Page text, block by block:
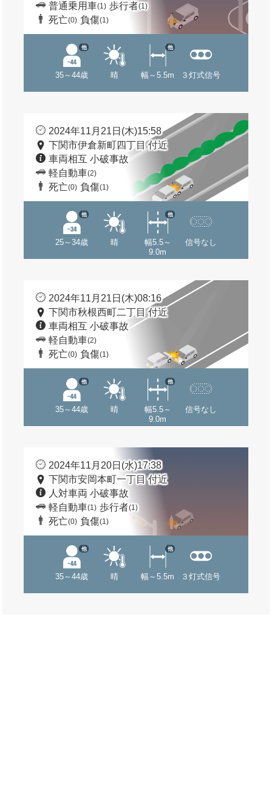
普通乗用車(1) 歩行者(1)
死亡(0) 負傷(1)
35～44歳
他
晴 幅～5.5m
他
３灯式信号
2024年11月21日(木)15:58
下関市伊倉新町四丁目 付近
車両相互 小破事故
軽自動車(2)
死亡(0) 負傷(1)
25～34歳
他
晴
幅5.5～
9.0m
他
信号なし
2024年11月21日(木)08:16
下関市秋根西町二丁目 付近
車両相互 小破事故
軽自動車(2)
死亡(0) 負傷(1)
35～44歳
他
晴
幅5.5～
9.0m
他
信号なし
2024年11月20日(水)17:38
下関市安岡本町一丁目 付近
人対車両 小破事故
軽自動車(1) 歩行者(1)
死亡(0) 負傷(1)
35～44歳
他
晴 幅～5.5m
他
３灯式信号